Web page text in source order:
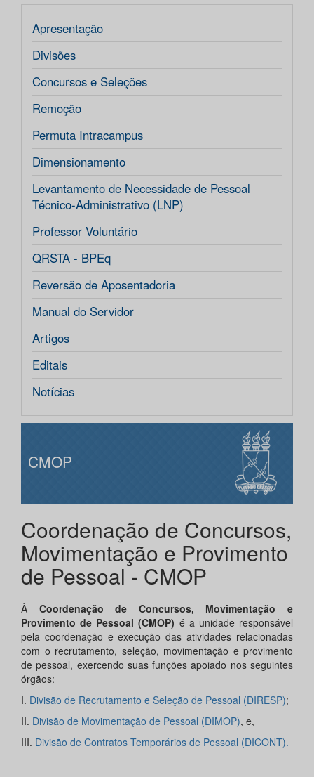
Apresentação
Divisões
Concursos e Seleções
Remoção
Permuta Intracampus
Dimensionamento
Levantamento de Necessidade de Pessoal
Técnico-Administrativo (LNP)
Professor Voluntário
QRSTA - BPEq
Reversão de Aposentadoria
Manual do Servidor
Artigos
Editais
Notícias
CMOP
Coordenação de Concursos,
Movimentação e Provimento
de Pessoal - CMOP
À Coordenação de Concursos, Movimentação e
Provimento de Pessoal (CMOP) é a unidade responsável
pela coordenação e execução das atividades relacionadas
com o recrutamento, seleção, movimentação e provimento
de pessoal, exercendo suas funções apoiado nos seguintes
órgãos:
I. Divisão de Recrutamento e Seleção de Pessoal (DIRESP);
II. Divisão de Movimentação de Pessoal (DIMOP), e,
III. Divisão de Contratos Temporários de Pessoal (DICONT).